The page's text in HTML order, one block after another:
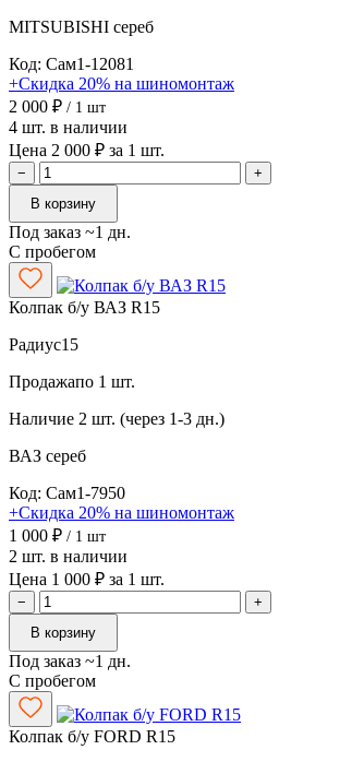
MITSUBISHI сереб
Код: Сам1-12081
+Скидка 20% на шиномонтаж
2 000 ₽ / 1 шт
4 шт. в наличии
Цена 2 000 ₽ за 1 шт.
−
+
В корзину
Под заказ ~1 дн.
С пробегом
Колпак б/у ВАЗ R15
Радиус15
Продажапо 1 шт.
Наличие 2 шт. (через 1-3 дн.)
ВАЗ сереб
Код: Сам1-7950
+Скидка 20% на шиномонтаж
1 000 ₽ / 1 шт
2 шт. в наличии
Цена 1 000 ₽ за 1 шт.
−
+
В корзину
Под заказ ~1 дн.
С пробегом
Колпак б/у FORD R15